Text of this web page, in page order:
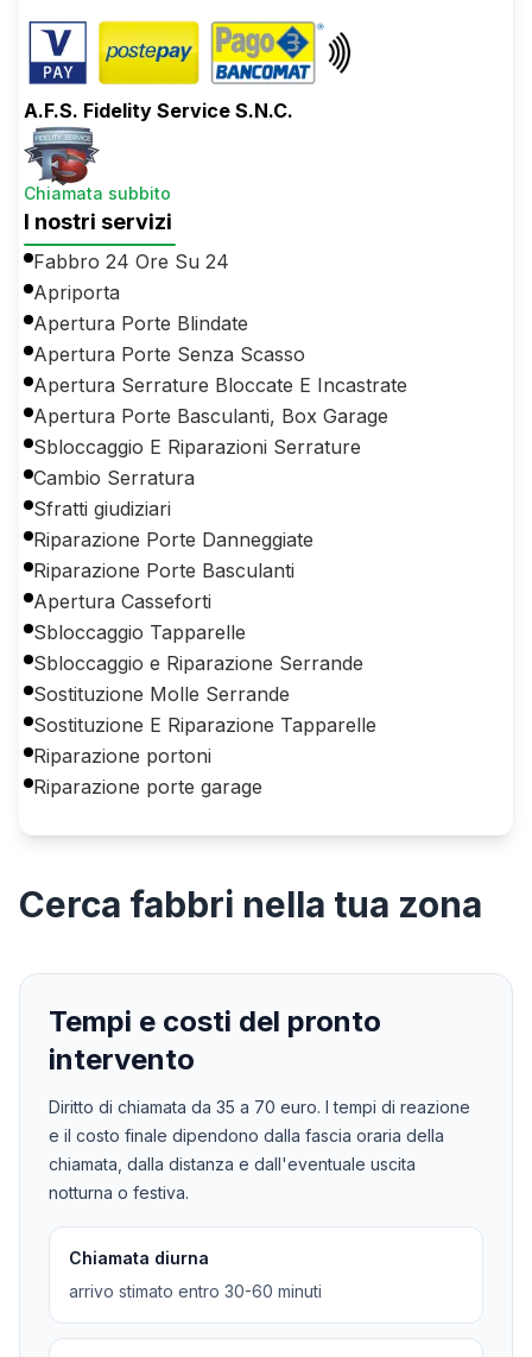
A.F.S. Fidelity Service S.N.C.
Chiamata subbito
I nostri servizi
Fabbro 24 Ore Su 24
Apriporta
Apertura Porte Blindate
Apertura Porte Senza Scasso
Apertura Serrature Bloccate E Incastrate
Apertura Porte Basculanti, Box Garage
Sbloccaggio E Riparazioni Serrature
Cambio Serratura
Sfratti giudiziari
Riparazione Porte Danneggiate
Riparazione Porte Basculanti
Apertura Casseforti
Sbloccaggio Tapparelle
Sbloccaggio e Riparazione Serrande
Sostituzione Molle Serrande
Sostituzione E Riparazione Tapparelle
Riparazione portoni
Riparazione porte garage
Cerca fabbri nella tua zona
Tempi e costi del pronto
intervento
Diritto di chiamata da 35 a 70 euro. I tempi di reazione
e il costo finale dipendono dalla fascia oraria della
chiamata, dalla distanza e dall'eventuale uscita
notturna o festiva.
Chiamata diurna
arrivo stimato entro 30-60 minuti